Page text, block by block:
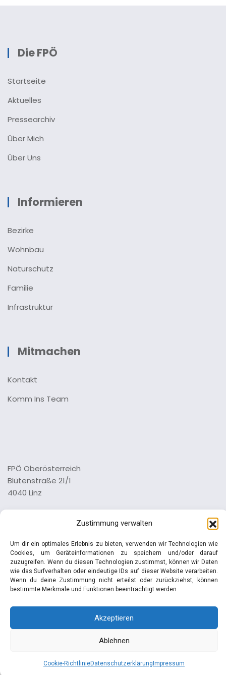
Zustimmung verwalten
Um dir ein optimales Erlebnis zu bieten, verwenden wir Technologien wie
Cookies, um Geräteinformationen zu speichern und/oder darauf
zuzugreifen. Wenn du diesen Technologien zustimmst, können wir Daten
wie das Surfverhalten oder eindeutige IDs auf dieser Website verarbeiten.
Wenn du deine Zustimmung nicht erteilst oder zurückziehst, können
bestimmte Merkmale und Funktionen beeinträchtigt werden.
Akzeptieren
Ablehnen
Cookie-RichtlinieDatenschutzerklärung Impressum
Die FPÖ
Startseite
Aktuelles
Pressearchiv
Über Mich
Über Uns
Informieren
Bezirke
Wohnbau
Naturschutz
Familie
Infrastruktur
Mitmachen
Kontakt
Komm Ins Team
FPÖ Oberösterreich
Blütenstraße 21/1
4040 Linz
Tel.: 0732 73 64 26 0
Datenschutz
© Manfred Haimbuchner | FPÖ